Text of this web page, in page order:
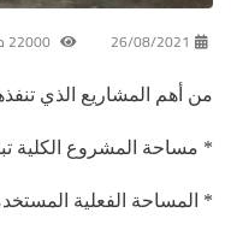
26/08/2021
من أهم المشاريع الذي
* مساحة المشروع الكلية تبلغ
* المساحة الفعلية المستخدمة هي